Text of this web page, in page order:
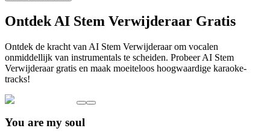
Ontdek AI Stem Verwijderaar Gratis
Ontdek de kracht van AI Stem Verwijderaar om vocalen
onmiddellijk van instrumentals te scheiden. Probeer AI Stem
Verwijderaar gratis en maak moeiteloos hoogwaardige karaoke-
tracks!
You are my soul